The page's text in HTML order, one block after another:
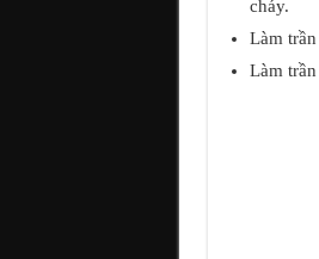
cháy.
Làm
Làm